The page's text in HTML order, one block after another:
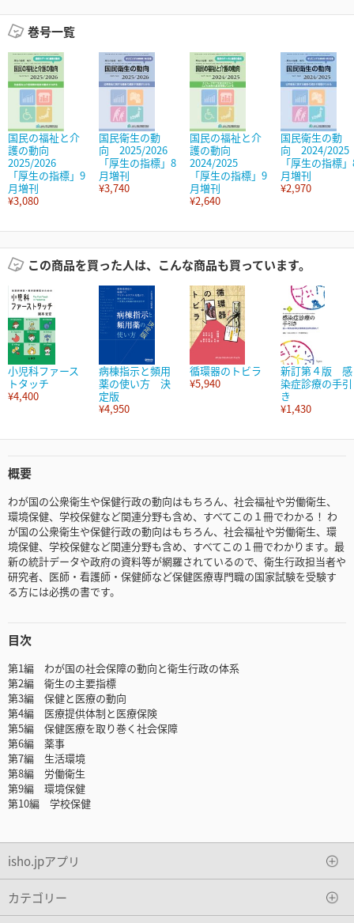
巻号一覧
国民の福祉と介
護の動向
2025/2026
「厚生の指標」9
月増刊
¥3,080
国民衛生の動
向 2025/2026
「厚生の指標」8
月増刊
¥3,740
国民の福祉と介
護の動向
2024/2025
「厚生の指標」9
月増刊
¥2,640
国民衛生の動
向 2024/2025
「厚生の指標
月増刊
¥2,970
この商品を買った人は、こんな商品も買っています。
小児科ファース
トタッチ
¥4,400
病棟指示と頻用
薬の使い方 決
定版
¥4,950
循環器のトビラ
¥5,940
新訂第４版 感
染症診療の手引
き
¥1,430
概要
わが国の公衆衛生や保健行政の動向はもちろん、社会福祉や労働衛生、
環境保健、学校保健など関連分野も含め、すべてこの１冊でわかる！ わ
が国の公衆衛生や保健行政の動向はもちろん、社会福祉や労働衛生、環
境保健、学校保健など関連分野も含め、すべてこの１冊でわかります。最
新の統計データや政府の資料等が網羅されているので、衛生行政担当者や
研究者、医師・看護師・保健師など保健医療専門職の国家試験を受験す
る方には必携の書です。
目次
第1編 わが国の社会保障の動向と衛生行政の体系
第2編 衛生の主要指標
第3編 保健と医療の動向
第4編 医療提供体制と医療保険
第5編 保健医療を取り巻く社会保障
第6編 薬事
第7編 生活環境
第8編 労働衛生
第9編 環境保健
第10編 学校保健
isho.jpアプリ
カテゴリー